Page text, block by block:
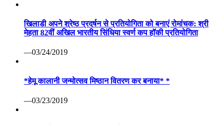
खिलाडी अपने श्रेष्ठ प्रदर्षन से प्रतियोगिता को बनाएं रोमांचक: श्री
मेहता 82वीं अखिल भारतीय सिंधिया स्वर्ण कप हॉकी प्रतियोगिता
—03/24/2019
*हेमू कालानी जन्मोत्सव मिष्ठान वितरण कर बनाया* *
—03/23/2019